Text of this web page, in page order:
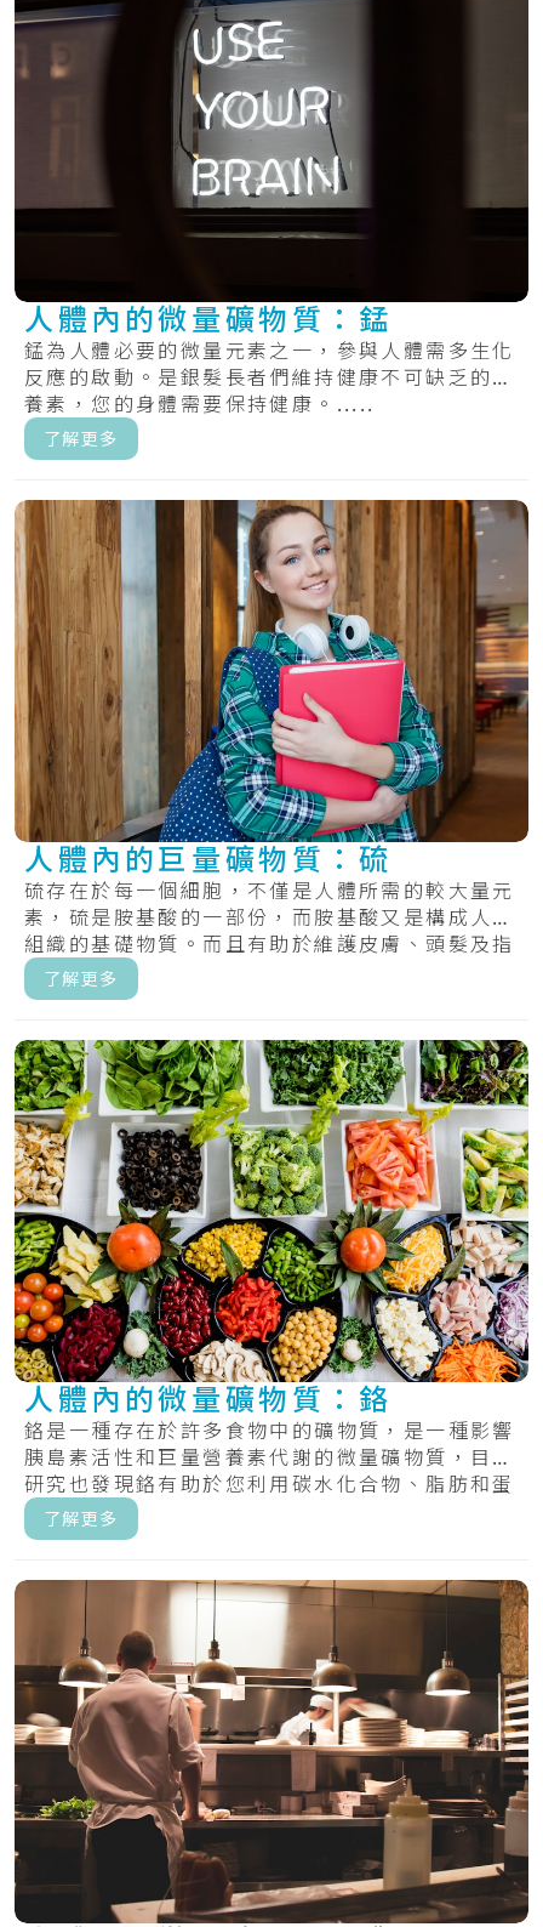
人體內的微量礦物質：錳
錳為人體必要的微量元素之一，參與人體需多生化
反應的啟動。是銀髮長者們維持健康不可缺乏的營
養素，您的身體需要保持健康。.....
了解更多
人體內的巨量礦物質：硫
硫存在於每一個細胞，不僅是人體所需的較大量元
素，硫是胺基酸的一部份，而胺基酸又是構成人體
組織的基礎物質。而且有助於維護皮膚、頭髮及指
甲的.....
了解更多
人體內的微量礦物質：鉻
鉻是一種存在於許多食物中的礦物質，是一種影響
胰島素活性和巨量營養素代謝的微量礦物質，目前
研究也發現鉻有助於您利用碳水化合物、脂肪和蛋
白質.....
了解更多